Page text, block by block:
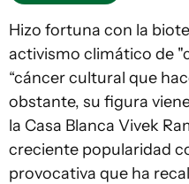
Hizo fortuna con la
activismo climático de
“cáncer cultural que
obstante, su figura
la Casa Blanca Vivek
creciente popularidad
provocativa que ha